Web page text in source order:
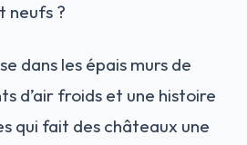
neufs ?
dans les épais murs de
d’air froids et une histoire
qui fait des châteaux une